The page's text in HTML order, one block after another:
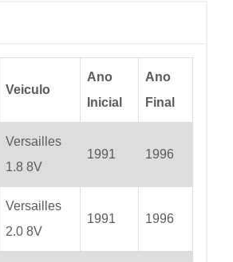
Veiculo
Ano
Inicial
Ano
Final
Versailles
1.8 8V
1991 1996
Versailles
2.0 8V
1991 1996